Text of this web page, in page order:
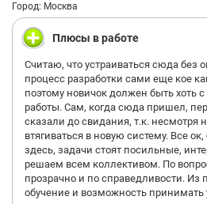
Город: Москва
Плюсы в работе
Считаю, что устраиваться сюда без
процесс разработки сами еще кое
поэтому новичок должен быть хоть
работы. Сам, когда сюда пришел,
сказали до свидания, т.к. несмотря
втягиваться в новую систему. Все
здесь, задачи стоят посильные,
решаем всем коллективом. По
прозрачно и по справедливости.
обучение и возможность принимать